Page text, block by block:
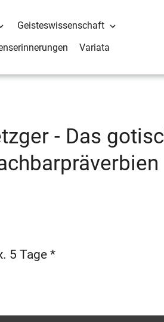
Geisteswissenschaft
Variata
- Das
5 Tage *